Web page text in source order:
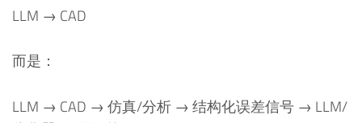
LLM → CAD
而是：
LLM → CAD → 仿真/分析 → 结构化误差信号 → LLM/